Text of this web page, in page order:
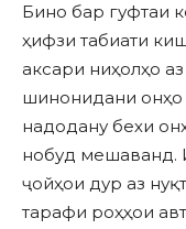
Бино бар гуфтаи
ҳифзи табиати
аксари ниҳолҳо
шинонидани онҳо
надодану бехи
нобуд мешаванд.
ҷойҳои дур аз
тарафи роҳҳои